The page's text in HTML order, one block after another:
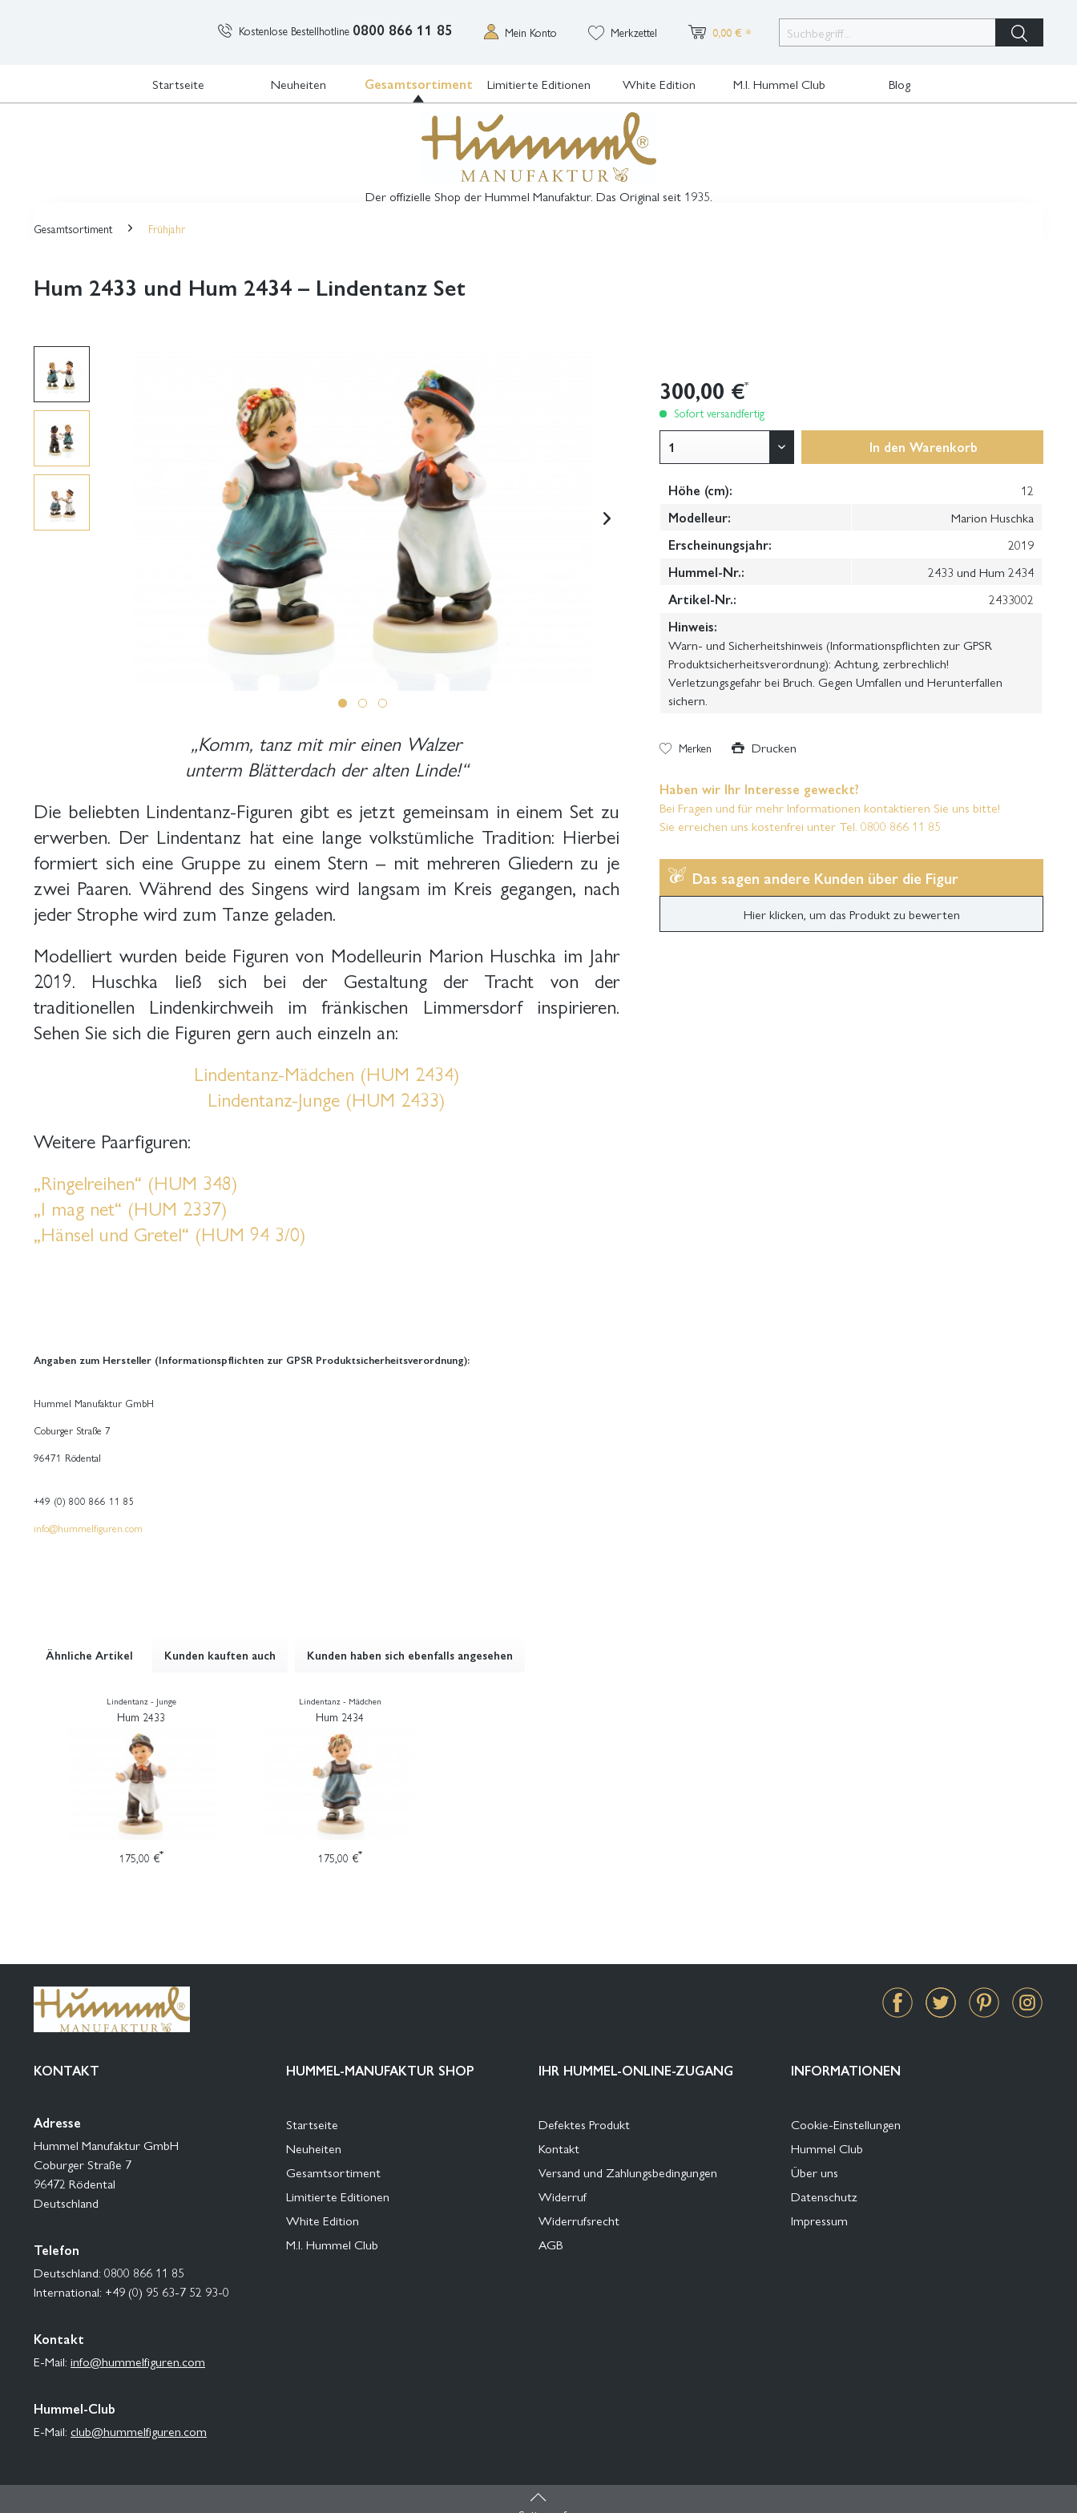
Kostenlose Bestellhotline 0800 866 11 85 Mein Konto Merkzettel 0,00 € *
Startseite Neuheiten Gesamtsortiment Limitierte Editionen White Edition M.I. Hummel Club Blog
Der offizielle Shop der Hummel Manufaktur. Das Original seit 1935.
Gesamtsortiment Frühjahr
Hum 2433 und Hum 2434 – Lindentanz Set
„Komm, tanz mit mir einen Walzer
unterm Blätterdach der alten Linde!“
Die beliebten Lindentanz-Figuren gibt es jetzt gemeinsam in einem Set zu
erwerben. Der Lindentanz hat eine lange volkstümliche Tradition: Hierbei
formiert sich eine Gruppe zu einem Stern – mit mehreren Gliedern zu je
zwei Paaren. Während des Singens wird langsam im Kreis gegangen, nach
jeder Strophe wird zum Tanze geladen.
Modelliert wurden beide Figuren von Modelleurin Marion Huschka im Jahr
2019. Huschka ließ sich bei der Gestaltung der Tracht von der
traditionellen Lindenkirchweih im fränkischen Limmersdorf inspirieren.
Sehen Sie sich die Figuren gern auch einzeln an:
Lindentanz-Mädchen (HUM 2434)
Lindentanz-Junge (HUM 2433)
Weitere Paarfiguren:
„Ringelreihen“ (HUM 348)
„I mag net“ (HUM 2337)
„Hänsel und Gretel“ (HUM 94 3/0)
Angaben zum Hersteller (Informationspflichten zur GPSR Produktsicherheitsverordnung):
Hummel Manufaktur GmbH
Coburger Straße 7
96471 Rödental
+49 (0) 800 866 11 85
info@hummelfiguren.com
300,00 €*
Sofort versandfertig
In den Warenkorb
Höhe (cm):
12
Modelleur:
Marion Huschka
Erscheinungsjahr:
2019
Hummel-Nr.:
2433 und Hum 2434
Artikel-Nr.:
2433002
Hinweis:
Warn- und Sicherheitshinweis (Informationspflichten zur GPSR
Produktsicherheitsverordnung): Achtung, zerbrechlich!
Verletzungsgefahr bei Bruch. Gegen Umfallen und Herunterfallen
sichern.
Merken Drucken
Haben wir Ihr Interesse geweckt?
Bei Fragen und für mehr Informationen kontaktieren Sie uns bitte!
Sie erreichen uns kostenfrei unter Tel. 0800 866 11 85
Das sagen andere Kunden über die Figur
Hier klicken, um das Produkt zu bewerten
Ähnliche Artikel Kunden kauften auch Kunden haben sich ebenfalls angesehen
Lindentanz - Junge
Hum 2433
175,00 €*
Lindentanz - Mädchen
Hum 2434
175,00 €*
KONTAKT
Adresse
Hummel Manufaktur GmbH
Coburger Straße 7
96472 Rödental
Deutschland
Telefon
Deutschland: 0800 866 11 85
International: +49 (0) 95 63-7 52 93-0
Kontakt
E-Mail: info@hummelfiguren.com
Hummel-Club
E-Mail: club@hummelfiguren.com
HUMMEL-MANUFAKTUR SHOP
Startseite
Neuheiten
Gesamtsortiment
Limitierte Editionen
White Edition
M.I. Hummel Club
IHR HUMMEL-ONLINE-ZUGANG
Defektes Produkt
Kontakt
Versand und Zahlungsbedingungen
Widerruf
Widerrufsrecht
AGB
INFORMATIONEN
Cookie-Einstellungen
Hummel Club
Über uns
Datenschutz
Impressum